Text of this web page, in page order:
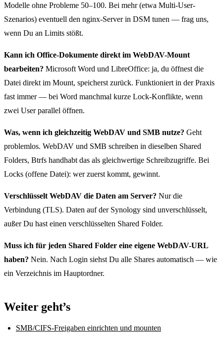
Modelle ohne Probleme 50–100. Bei mehr (etwa Multi-User-
Szenarios) eventuell den nginx-Server in DSM tunen — frag uns,
wenn Du an Limits stößt.
Kann ich Office-Dokumente direkt im WebDAV-Mount
bearbeiten? Microsoft Word und LibreOffice: ja, du öffnest die
Datei direkt im Mount, speicherst zurück. Funktioniert in der Praxis
fast immer — bei Word manchmal kurze Lock-Konflikte, wenn
zwei User parallel öffnen.
Was, wenn ich gleichzeitig WebDAV und SMB nutze? Geht
problemlos. WebDAV und SMB schreiben in dieselben Shared
Folders, Btrfs handhabt das als gleichwertige Schreibzugriffe. Bei
Locks (offene Datei): wer zuerst kommt, gewinnt.
Verschlüsselt WebDAV die Daten am Server? Nur die
Verbindung (TLS). Daten auf der Synology sind unverschlüsselt,
außer Du hast einen verschlüsselten Shared Folder.
Muss ich für jeden Shared Folder eine eigene WebDAV-URL
haben? Nein. Nach Login siehst Du alle Shares automatisch — wie
ein Verzeichnis im Hauptordner.
Weiter geht’s
SMB/CIFS-Freigaben einrichten und mounten